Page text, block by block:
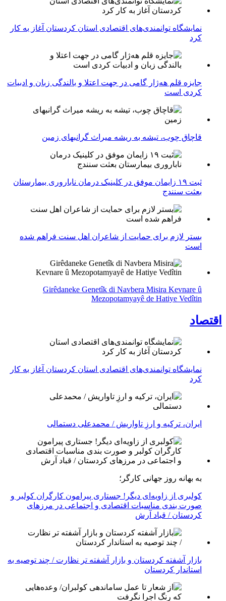
نمایشگاه توانمندی‌های اقتصادی استان کردستان آغاز به کار
کرد
جایزه قلم هه‌ژار گامی در جهت اعتلا و بالندگی زبان و ادبیات
کردی است
قاچاق چوب، تیشه به ریشه میراث گرانبهای زمین
ثبت ۱۹ زایمان موفق در کلینیک درمان ناباروری بیمارستان
بعثت سنندج
بستر لازم برای حمایت از شاعران اهل سنت فراهم شده
است
Girêdaneke Genetîk di Navbera Misira Kevnare û
Mezopotamyayê de Hatiye Vedîtin
اقتصاد
نمایشگاه توانمندی‌های اقتصادی استان کردستان آغاز به کار
کرد
ایران، ترکیه و ارزِ تاواریش / محمدعلی دستمالی
به بهانه روز جهانی کارگر؛
کولبری از زاویه‌ای دیگر! جستاری پیرامون کارگران کولبر و
صورت بندی مناسبات اقتصادی و اجتماعی در مرزهای
کردستان / قباد آرش
بازار آشفته کردستان و بازار آشفته­ تر نظارت / چند توصیه به
استاندار کردستان